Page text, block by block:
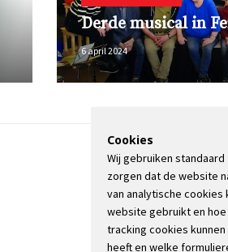
Derde musical in
6 april 2024
OVER DE STIENSER
CONTACT
ADVERTEREN
INFORMATIE
Cookies
Wij gebruiken
zorgen dat de website
van analytische cookies
website gebruikt en
tracking cookies
heeft en welke